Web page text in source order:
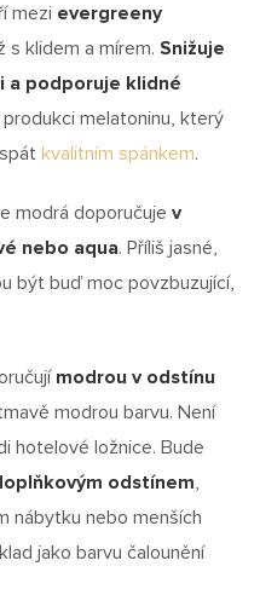
mezi evergreeny
s klidem a mírem. Snižuje
a podporuje klidné
melatoninu, který
kvalitním spánkem.
modrá doporučuje v
nebo aqua. Příliš jasné,
být buď moc povzbuzující,
modrou v odstínu
modrou barvu. Není
hotelové ložnice. Bude
odstínem,
nábytku nebo menších
jako barvu čalounění